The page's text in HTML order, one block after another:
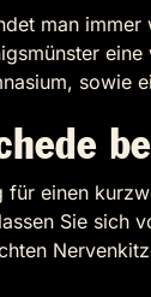
man
sowie
für einen
Sie sich